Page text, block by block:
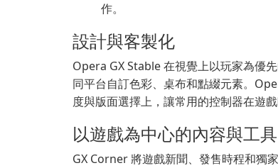
作。
設計與客製化
Opera GX Stable 在視覺上以玩家為優
同平台自訂色彩、桌布和點綴元素。
度與版面選擇上，讓常用的控制器在遊戲
以遊戲為中心的內容與工具
GX Corner 將遊戲新聞、發售時程和獨